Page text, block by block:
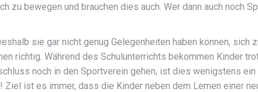
zu bewegen und brauchen dies auch. Wer dann auch noch
sie gar nicht genug Gelegenheiten haben können, sich
richtig. Während des Schulunterrichts bekommen Kinder
noch in den Sportverein gehen, ist dies wenigstens
Ziel ist es immer, dass die Kinder neben dem Lernen einer